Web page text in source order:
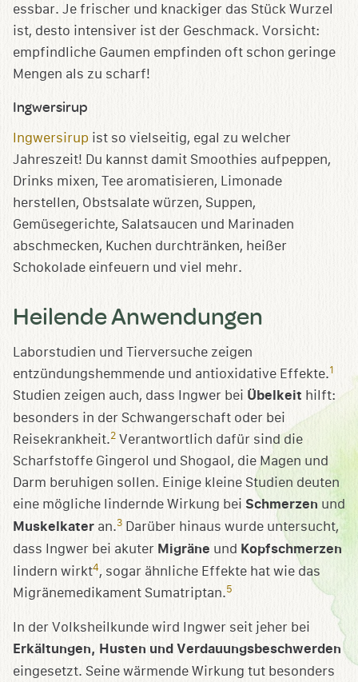
essbar. Je frischer und knackiger das Stück Wurzel
ist, desto intensiver ist der Geschmack. Vorsicht:
empfindliche Gaumen empfinden oft schon geringe
Mengen als zu scharf!
Ingwersirup
Ingwersirup ist so vielseitig, egal zu welcher
Jahreszeit! Du kannst damit Smoothies aufpeppen,
Drinks mixen, Tee aromatisieren, Limonade
herstellen, Obstsalate würzen, Suppen,
Gemüsegerichte, Salatsaucen und Marinaden
abschmecken, Kuchen durchtränken, heißer
Schokolade einfeuern und viel mehr.
Heilende Anwendungen
Laborstudien und Tierversuche zeigen
entzündungshemmende und antioxidative Effekte.1
Studien zeigen auch, dass Ingwer bei Übelkeit hilft:
besonders in der Schwangerschaft oder bei
Reisekrankheit.2 Verantwortlich dafür sind die
Scharfstoffe Gingerol und Shogaol, die Magen und
Darm beruhigen sollen. Einige kleine Studien deuten
eine mögliche lindernde Wirkung bei Schmerzen und
Muskelkater an.3 Darüber hinaus wurde untersucht,
dass Ingwer bei akuter Migräne und Kopfschmerzen
lindern wirkt4, sogar ähnliche Effekte hat wie das
Migränemedikament Sumatriptan.5
In der Volksheilkunde wird Ingwer seit jeher bei
Erkältungen, Husten und Verdauungsbeschwerden
eingesetzt. Seine wärmende Wirkung tut besonders